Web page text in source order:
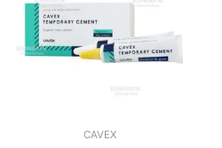
CAVEX